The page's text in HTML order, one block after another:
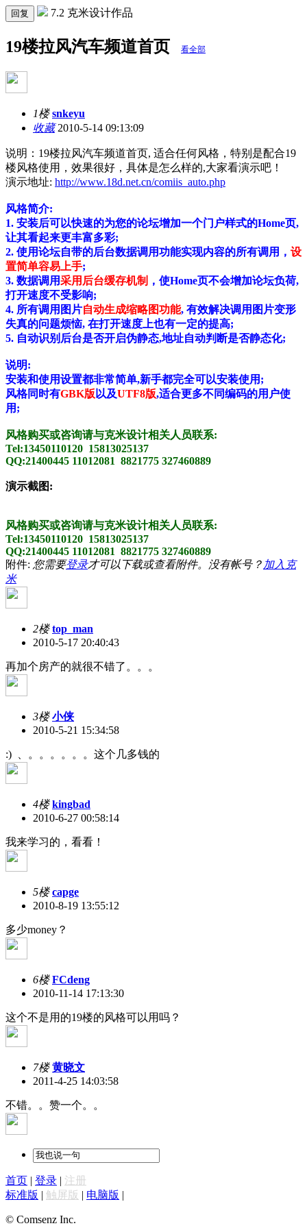
回复 7.2 克米设计作品
19楼拉风汽车频道首页 看全部
1楼 snkeyu
收藏2010-5-14 09:13:09
说明：19楼拉风汽车频道首页, 适合任何风格，特别是配合19
楼风格使用，效果很好，具体是怎么样的,大家看演示吧！
演示地址: http://www.18d.net.cn/comiis_auto.php
风格简介:
1. 安装后可以快速的为您的论坛增加一个门户样式的Home页,
让其看起来更丰富多彩;
2. 使用论坛自带的后台数据调用功能实现内容的所有调用， 设
置简单容易上手;
3. 数据调用采用后台缓存机制 ，使Home页不会增加论坛负荷,
打开速度不受影响;
4. 所有调用图片自动生成缩略图功能, 有效解决调用图片变形
失真的问题烦恼, 在打开速度上也有一定的提高;
5. 自动识别后台是否开启伪静态,地址自动判断是否静态化;
说明:
安装和使用设置都非常简单,新手都完全可以安装使用;
风格同时有GBK版 以及UTF8版,适合更多不同编码的用户使
用;
风格购买或咨询请与克米设计相关人员联系:
Tel:13450110120 15813025137
QQ:21400445 11012081 8821775 327460889
演示截图:
风格购买或咨询请与克米设计相关人员联系:
Tel:13450110120 15813025137
QQ:21400445 11012081 8821775 327460889
附件: 您需要登录才可以下载或查看附件。没有帐号？ 加入克
米
2楼 top_man
2010-5-17 20:40:43
再加个房产的就很不错了。。。
3楼 小侠
2010-5-21 15:34:58
:) 、。。。。。。这个几多钱的
4楼 kingbad
2010-6-27 00:58:14
我来学习的，看看！
5楼 capge
2010-8-19 13:55:12
多少money？
6楼 FCdeng
2010-11-14 17:13:30
这个不是用的19楼的风格可以用吗？
7楼 黄晓文
2011-4-25 14:03:58
不错。。赞一个。。
首页 | 登录 | 注册
标准版 | 触屏版 | 电脑版 |
© Comsenz Inc.